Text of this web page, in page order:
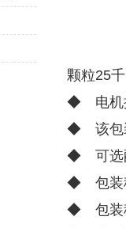
颗粒25
◆ 电机
◆ 该包
◆ 可选
◆ 包装
◆ 包装